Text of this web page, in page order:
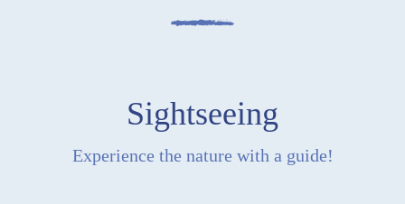
Sightseeing
Experience the nature with a guide!